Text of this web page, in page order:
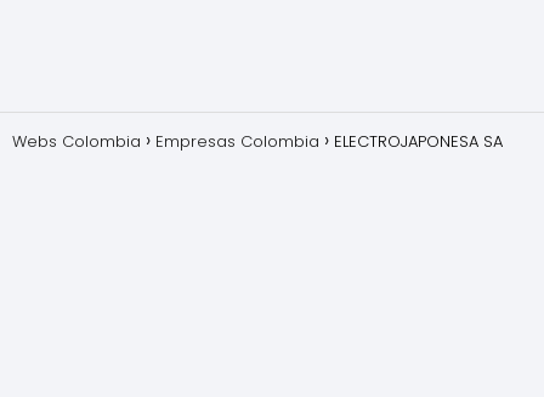
Webs Colombia Empresas Colombia ELECTROJAPONESA SA